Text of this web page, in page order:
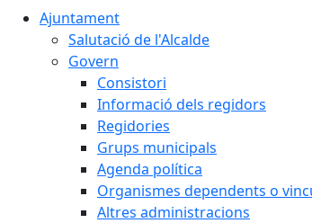
Ajuntament
Salutació de l'Alcalde
Govern
Consistori
Informació dels regidors
Regidories
Grups municipals
Agenda política
Organismes dependents o
Altres administracions